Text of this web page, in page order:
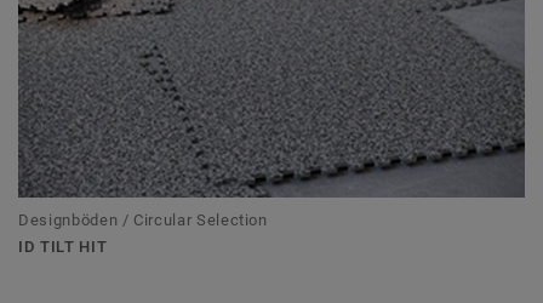
Designböden / Circular Selection
ID TILT HIT